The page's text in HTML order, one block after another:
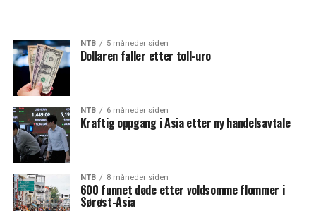
NTB 5 måneder siden
Dollaren faller etter toll-uro
NTB 6 måneder siden
Kraftig oppgang i Asia etter ny handelsavtale
NTB 8 måneder siden
600 funnet døde etter voldsomme flommer i
Sørøst-Asia